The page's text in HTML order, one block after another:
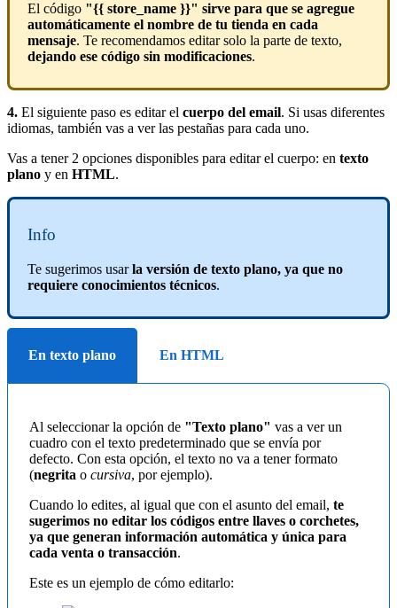
El código "{{ store_name }}" sirve para que se agregue
automáticamente el nombre de tu tienda en cada
mensaje. Te recomendamos editar solo la parte de texto,
dejando ese código sin modificaciones.
4. El siguiente paso es editar el cuerpo del email. Si usas diferentes
idiomas, también vas a ver las pestañas para cada uno.
Vas a tener 2 opciones disponibles para editar el cuerpo: en texto
plano y en HTML.
Info
Te sugerimos usarla versión de texto plano, ya que no
requiere conocimientos técnicos.
En texto plano En HTML
Al seleccionar la opción de "Texto plano" vas a ver un
cuadro con el texto predeterminado que se envía por
defecto. Con esta opción, el texto no va a tener formato
(negrita o cursiva, por ejemplo).
Cuando lo edites, al igual que con el asunto del email, te
sugerimos no editar los códigos entre llaves o corchetes,
ya que generan información automática y única para
cada venta o transacción.
Este es un ejemplo de cómo editarlo: